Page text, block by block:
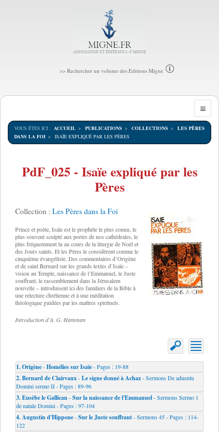
>> Rechercher un volume des Editions Migne
VOUS ÊTES ICI : ACCUEIL PUBLICATIONS COLLECTIONS
LES PÈRES
DANS LA FOI
ISAÏE EXPLIQUÉ PAR LES PÈRES
PdF_025 - Isaïe expliqué par les
Pères
Collection : Les Pères dans la Foi
Prince et poète, Isaïe est le prophète le plus connu, le
plus souvent sculpté aux portes de nos cathédrales, le
plus fréquemment lu au cours de la liturgie de Noël et
des Jours saints. Et les Pères le considèrent comme le
cinquième évangéliste. Des commentaires d’Origène
et de saint Bernard sur les grands textes d’Isaïe –
vision au Temple, naissance de l’Emmanuel, le Juste
souffrant, le rassemblement dans la Jérusalem
nouvelle – introduisent ici des familiers de la Bible à
une relecture chrétienne et à une méditation
théologique guidées par les maîtres spirituels.
Introduction d’A. G. Hamman
1.Origène-Homélies sur Isaïe- Pages : 19-88
2.Bernard de Clairvaux-Le signe donné à Achaz- Sermons De aduentu
Domini sermo II - Pages : 89-96
3.Eusèbe le Gallican-Sur la naissance de l'Emmanuel- Sermons Sermo 1
de natale Domini - Pages : 97-104
4.Augustin d'Hippone-Sur le Juste souffrant- Sermons 45 - Pages : 114-
122